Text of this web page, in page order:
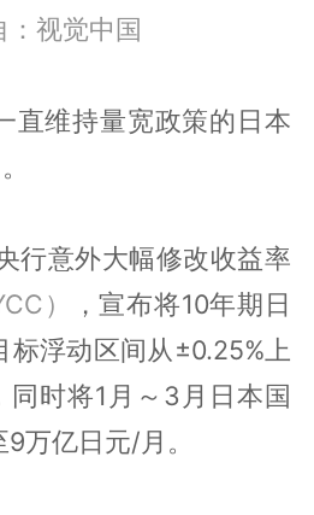
：视觉中国
直维持量宽政策的日本
行意外大幅修改收益率
）
，宣布将10年期日
标浮动区间从±0.25%上
同时将1月～3月日本国
万亿日元/月。